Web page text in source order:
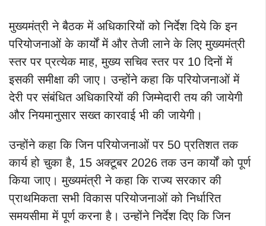
मुख्यमंत्री ने बैठक में अधिकारियों को निर्देश दिये कि इन
परियोजनाओं के कार्यों में और तेजी लाने के लिए मुख्यमंत्री
स्तर पर प्रत्येक माह, मुख्य सचिव स्तर पर 10 दिनों में
इसकी समीक्षा की जाए। उन्होंने कहा कि परियोजनाओं में
देरी पर संबंधित अधिकारियों की जिम्मेदारी तय की जायेगी
और नियमानुसार सख्त कारवाई भी की जायेगी।
उन्होंने कहा कि जिन परियोजनाओं पर 50 प्रतिशत तक
कार्य हो चुका है, 15 अक्टूबर 2026 तक उन कार्यों को पूर्ण
किया जाए। मुख्यमंत्री ने कहा कि राज्य सरकार की
प्राथमिकता सभी विकास परियोजनाओं को निर्धारित
समयसीमा में पूर्ण करना है। उन्होंने निर्देश दिए कि जिन